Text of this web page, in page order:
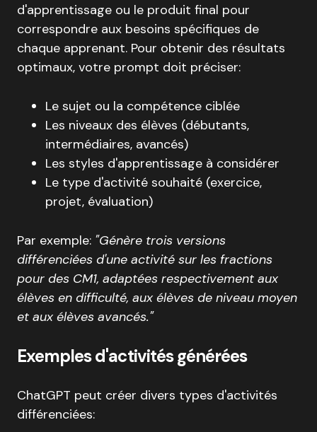
d'apprentissage ou le produit final pour
correspondre aux besoins spécifiques de
chaque apprenant. Pour obtenir des résultats
optimaux, votre prompt doit préciser:
Le sujet ou la compétence ciblée
Les niveaux des élèves (débutants,
intermédiaires, avancés)
Les styles d'apprentissage à considérer
Le type d'activité souhaité (exercice,
projet, évaluation)
Par exemple: "Génère trois versions
différenciées d'une activité sur les fractions
pour des CM1, adaptées respectivement aux
élèves en difficulté, aux élèves de niveau moyen
et aux élèves avancés."
Exemples d'activités générées
ChatGPT peut créer divers types d'activités
différenciées: